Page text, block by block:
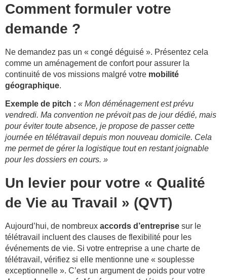
Comment formuler votre
demande ?
Ne demandez pas un « congé déguisé ». Présentez cela
comme un aménagement de confort pour assurer la
continuité de vos missions malgré votre mobilité
géographique.
Exemple de pitch : « Mon déménagement est prévu
vendredi. Ma convention ne prévoit pas de jour dédié, mais
pour éviter toute absence, je propose de passer cette
journée en télétravail depuis mon nouveau domicile. Cela
me permet de gérer la logistique tout en restant joignable
pour les dossiers en cours. »
Un levier pour votre « Qualité
de Vie au Travail » (QVT)
Aujourd’hui, de nombreux accords d’entreprise sur le
télétravail incluent des clauses de flexibilité pour les
événements de vie. Si votre entreprise a une charte de
télétravail, vérifiez si elle mentionne une « souplesse
exceptionnelle ». C’est un argument de poids pour votre